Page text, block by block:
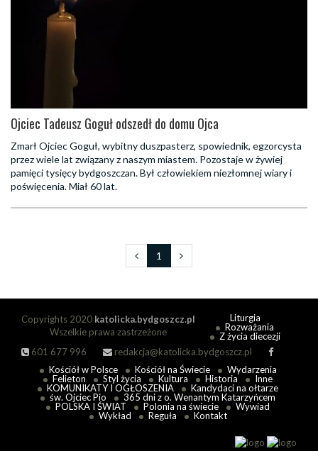
Ojciec Tadeusz Goguł odszedł do domu Ojca
Zmarł Ojciec Goguł, wybitny duszpasterz, spowiednik, egzorcysta
przez wiele lat związany z naszym miastem. Pozostaje w żywiej
pamięci tysięcy bydgoszczan. Był człowiekiem niezłomnej wiary i
poświęcenia. Miał 60 lat.
1
Copyrights 2020 katolicka.bydgoszcz.pl
Wszelkie prawa zastrzeżone
601 677 996
redakcja@katolicka.bydgoszcz.pl
Liturgia
Rozważania
Z życia diecezji
Kościół w Polsce Kościół na Świecie
Wydarzenia
Felieton
Styl życia Kultura Historia
Inne
KOMUNIKATY I OGŁOSZENIA
Kandydaci na ołtarze
św. Ojciec Pio
365 dni z o. Wenantym Katarzyńcem
POLSKA I ŚWIAT
Polonia na świecie
Wywiad
Wykład
Reguła Kontakt